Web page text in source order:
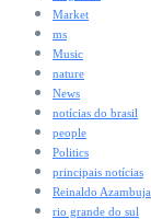
Market
ms
Music
nature
News
notícias do brasil
people
Politics
principais notícias
Reinaldo Azambuja
rio grande do sul